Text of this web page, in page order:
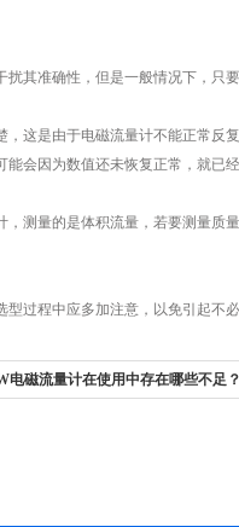
准确性，但是一般情况下，只要
是由于电磁流量计不能正常反
会因为数值还未恢复正常，就已
量的是体积流量，若要测量质
程中应多加注意，以免引起不必
电磁流量计在使用中存在哪些不足？